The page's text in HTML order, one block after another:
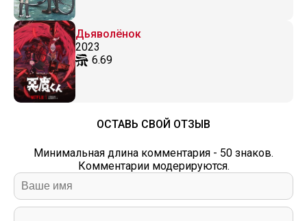
Дьяволёнок
2023
6.69
ОСТАВЬ СВОЙ ОТЗЫВ
Минимальная длина комментария - 50 знаков.
Комментарии модерируются.